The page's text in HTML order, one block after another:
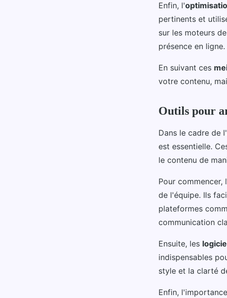
Enfin, l'
pertinents et
sur les moteurs
présence en ligne.
En suivant ces
votre contenu,
Outils pour
Dans le cadre de
est essentielle.
le contenu de
Pour commencer,
de l'équipe. Ils
plateformes
communication
Ensuite, les
indispensables
style et la clarté
Enfin,